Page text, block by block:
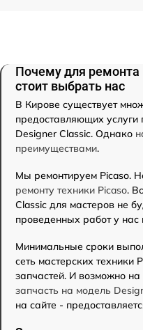
Почему для ремонта
стоит выбрать нас
В Кирове существует
предоставляющих услуги
Designer Classic. Однако
преимуществами.
Мы ремонтируем Picaso.
ремонту техники Picaso.
Classic для мастеров не
проведенных работ у нас
Минимальные сроки
сеть мастерских техники
запчастей. И возможно
запчасть на модель
на сайте -